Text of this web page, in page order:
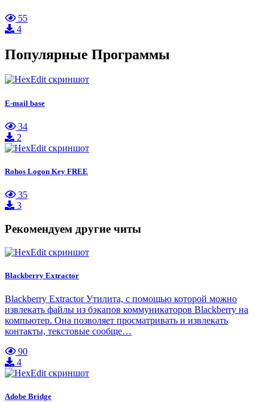
55
4
Популярные Программы
E-mail base
34
2
Rohos Logon Key FREE
35
3
Рекомендуем другие читы
Blackberry Extractor
Blackberry Extractor Утилита, с помощью которой можно
извлекать файлы из бэкапов коммуникаторов Blackberry на
компьютер. Она позволяет просматривать и извлекать
контакты, текстовые сообще…
90
4
Adobe Bridge